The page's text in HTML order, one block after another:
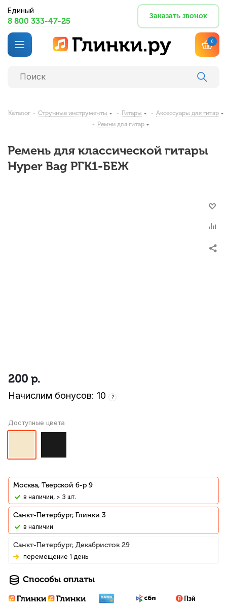
Единый
8 800 333-47-25
Заказать звонок
0
Каталог - Струнные инструменты - Гитары - Аксессуары для гитар
- Ремни для гитар
Ремень для классической гитары
Hyper Bag РГК1-БЕЖ
200 р.
Начислим бонусов: 10 ?
Доступные цвета
Москва, Тверской б-р 9
В наличии, > 3 шт.
Санкт-Петербург, Глинки 3
В наличии
Санкт-Петербург, Декабристов 29
Перемещение 1 день
Способы оплаты